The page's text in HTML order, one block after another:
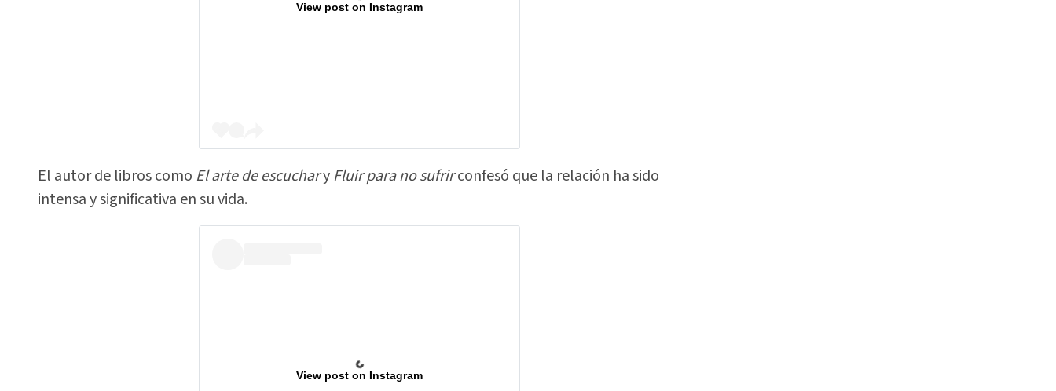
View post on Instagram
El autor de libros como El arte de escuchary Fluir para no sufrirconfesó que la relación ha sido
intensa y significativa en su vida.
View post on Instagram